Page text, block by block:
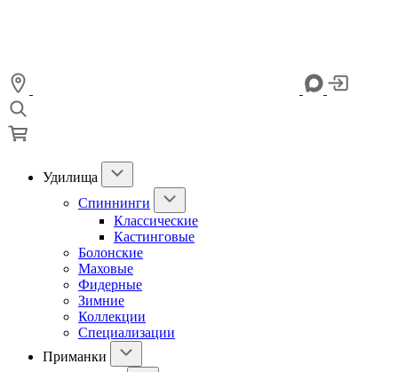
Удилища
Спиннинги
Классические
Кастинговые
Болонские
Маховые
Фидерные
Зимние
Коллекции
Специализации
Приманки